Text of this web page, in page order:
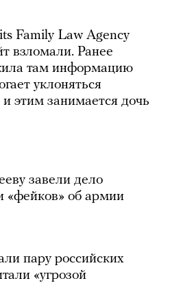
Family Law Agency
взломали. Ранее
там информацию
уклоняться
этим занимается дочь
завели дело
«фейков» об армии
пару российских
«угрозой